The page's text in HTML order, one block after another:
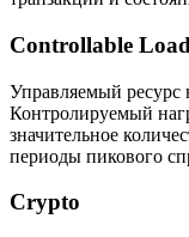
Controllable
Управляемый ресурс
Контролируемый
значительное
периоды пикового
Crypto